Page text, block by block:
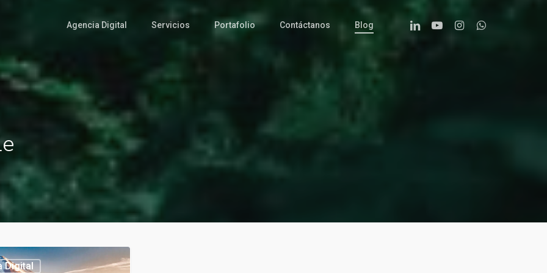
Agencia Digital Servicios Portafolio Contáctanos Blog LinkedinYoutubeInstagramWhatsapp
Digital